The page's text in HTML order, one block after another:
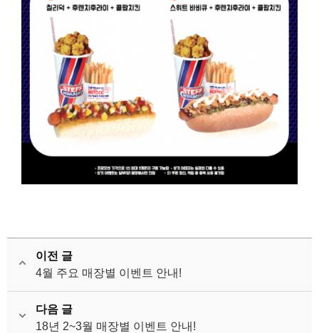
이전 글
4월 주요 매장별 이벤트 안내!
다음 글
18년 2~3월 매장별 이벤트 안내!